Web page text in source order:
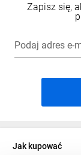
Zapisz się,
Podaj adres e-
Jak kupować